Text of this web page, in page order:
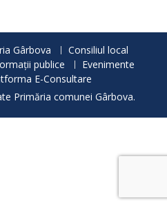
Gârbova
Consiliul local
publice
Evenimente
E-Consultare
Primăria comunei Gârbova.